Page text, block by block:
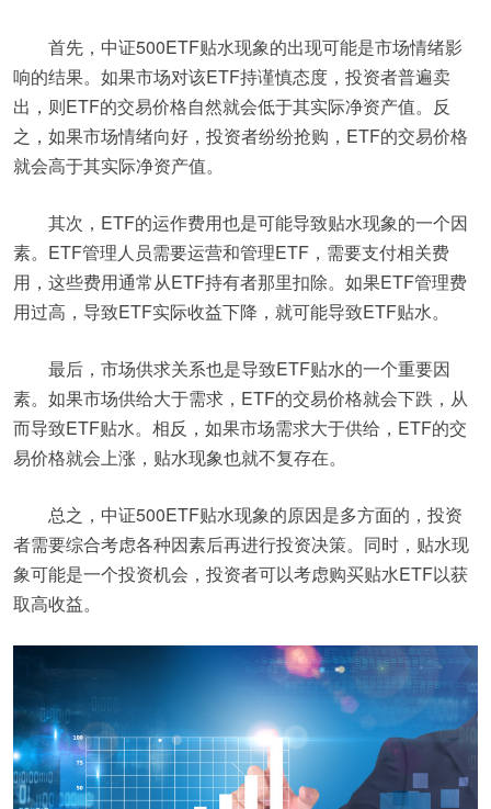
首先，中证500ETF贴水现象的出现可能是市场情绪影
响的结果。如果市场对该ETF持谨慎态度，投资者普遍卖
出，则ETF的交易价格自然就会低于其实际净资产值。反
之，如果市场情绪向好，投资者纷纷抢购，ETF的交易价格
就会高于其实际净资产值。
其次，ETF的运作费用也是可能导致贴水现象的一个因
素。ETF管理人员需要运营和管理ETF，需要支付相关费
用，这些费用通常从ETF持有者那里扣除。如果ETF管理费
用过高，导致ETF实际收益下降，就可能导致ETF贴水。
最后，市场供求关系也是导致ETF贴水的一个重要因
素。如果市场供给大于需求，ETF的交易价格就会下跌，从
而导致ETF贴水。相反，如果市场需求大于供给，ETF的交
易价格就会上涨，贴水现象也就不复存在。
总之，中证500ETF贴水现象的原因是多方面的，投资
者需要综合考虑各种因素后再进行投资决策。同时，贴水现
象可能是一个投资机会，投资者可以考虑购买贴水ETF以获
取高收益。